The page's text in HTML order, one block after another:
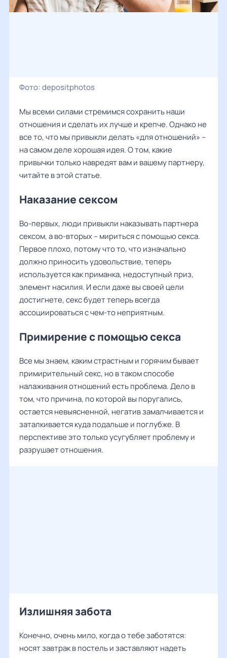
Фото: depositphotos
Мы всеми силами стремимся сохранить наши
отношения и сделать их лучше и крепче. Однако не
все то, что мы привыкли делать «для отношений» –
на самом деле хорошая идея. О том, какие
привычки только навредят вам и вашему партнеру,
читайте в этой статье.
Наказание сексом
Во-первых, люди привыкли наказывать партнера
сексом, а во-вторых – мириться с помощью секса.
Первое плохо, потому что то, что изначально
должно приносить удовольствие, теперь
используется как приманка, недоступный приз,
элемент насилия. И если даже вы своей цели
достигнете, секс будет теперь всегда
ассоциироваться с чем-то неприятным.
Примирение с помощью секса
Все мы знаем, каким страстным и горячим бывает
примирительный секс, но в таком способе
налаживания отношений есть проблема. Дело в
том, что причина, по которой вы поругались,
остается невыясненной, негатив замалчивается и
заталкивается куда подальше и поглубже. В
перспективе это только усугубляет проблему и
разрушает отношения.
Излишняя забота
Конечно, очень мило, когда о тебе заботятся:
носят завтрак в постель и заставляют надеть